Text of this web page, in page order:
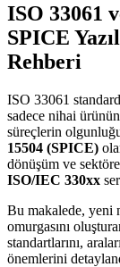
ISO 33061
SPICE
Rehberi
ISO 33061
sadece nihai
süreçlerin
15504 (SPICE)
dönüşüm ve
ISO/IEC 330xx
Bu makalede, yeni
omurgasını
standartlarını,
önemlerini